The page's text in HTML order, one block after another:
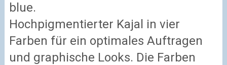
blue.
Hochpigmentierter Kajal in vier
Farben für ein optimales Auftragen
und graphische Looks. Die Farben